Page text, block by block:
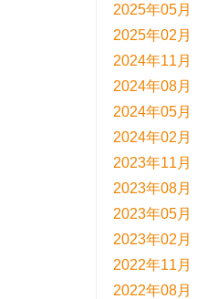
2025年05月
2025年02月
2024年11月
2024年08月
2024年05月
2024年02月
2023年11月
2023年08月
2023年05月
2023年02月
2022年11月
2022年08月